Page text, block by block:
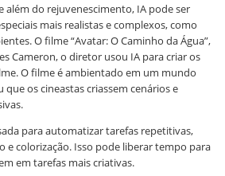
além do rejuvenescimento, IA pode ser
mais realistas e complexos, como
O filme “Avatar: O Caminho da Água”,
Cameron, o diretor usou IA para criar os
O filme é ambientado em um mundo
que os cineastas criassem cenários e
para automatizar tarefas repetitivas,
e colorização. Isso pode liberar tempo para
em tarefas mais criativas.